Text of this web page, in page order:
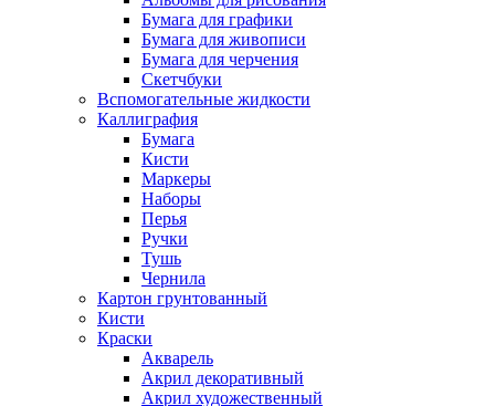
Бумага для графики
Бумага для живописи
Бумага для черчения
Скетчбуки
Вспомогательные жидкости
Каллиграфия
Бумага
Кисти
Маркеры
Наборы
Перья
Ручки
Тушь
Чернила
Картон грунтованный
Кисти
Краски
Акварель
Акрил декоративный
Акрил художественный